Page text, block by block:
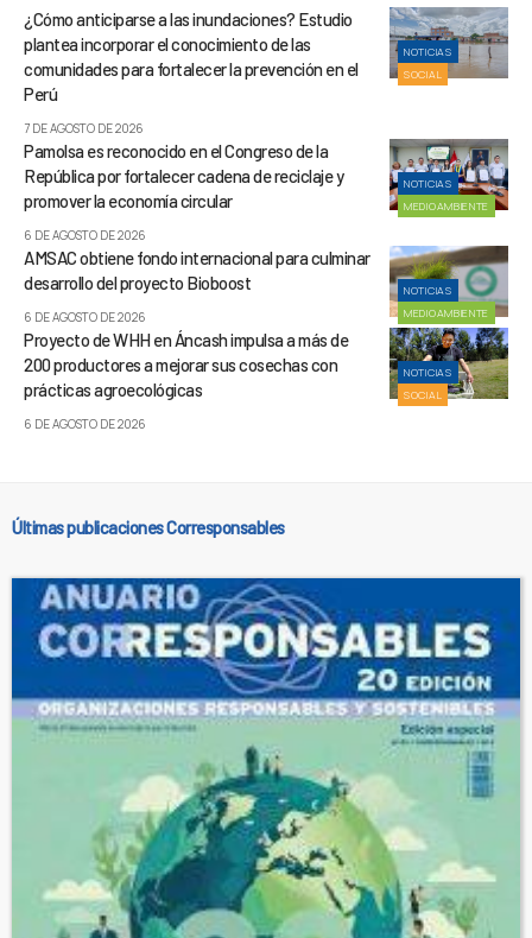
NOTICIAS
SOCIAL
¿Cómo anticiparse a las inundaciones? Estudio
plantea incorporar el conocimiento de las
comunidades para fortalecer la prevención en el
Perú
7 DE AGOSTO DE 2026
NOTICIAS
MEDIOAMBIENTE
Pamolsa es reconocido en el Congreso de la
República por fortalecer cadena de reciclaje y
promover la economía circular
6 DE AGOSTO DE 2026
NOTICIAS
MEDIOAMBIENTE
AMSAC obtiene fondo internacional para culminar
desarrollo del proyecto Bioboost
6 DE AGOSTO DE 2026
NOTICIAS
SOCIAL
Proyecto de WHH en Áncash impulsa a más de
200 productores a mejorar sus cosechas con
prácticas agroecológicas
6 DE AGOSTO DE 2026
Últimas publicaciones Corresponsables